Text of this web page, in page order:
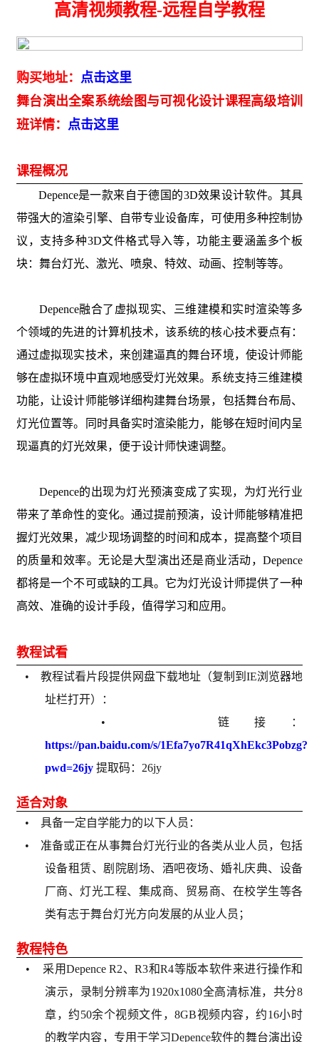
高清视频教程-远程自学教程
购买地址： 点击这里
舞台演出全案系统绘图与可视化设计课程高级培训
班详情： 点击这里
课程概况
Depence是一款来自于德国的3D效果设计软件。其具
带强大的渲染引擎、自带专业设备库，可使用多种控制协
议，支持多种3D文件格式导入等，功能主要涵盖多个板
块：舞台灯光、激光、喷泉、特效、动画、控制等等。
Depence融合了虚拟现实、三维建模和实时渲染等多
个领域的先进的计算机技术，该系统的核心技术要点有：
通过虚拟现实技术，来创建逼真的舞台环境，使设计师能
够在虚拟环境中直观地感受灯光效果。系统支持三维建模
功能，让设计师能够详细构建舞台场景，包括舞台布局、
灯光位置等。同时具备实时渲染能力，能够在短时间内呈
现逼真的灯光效果，便于设计师快速调整。
Depence的出现为灯光预演变成了实现，为灯光行业
带来了革命性的变化。通过提前预演，设计师能够精准把
握灯光效果，减少现场调整的时间和成本，提高整个项目
的质量和效率。无论是大型演出还是商业活动，Depence
都将是一个不可或缺的工具。它为灯光设计师提供了一种
高效、准确的设计手段，值得学习和应用。
教程试看
• 教程试看片段提供网盘下载地址（复制到IE浏览器地
址栏打开）：
• 链接：
https://pan.baidu.com/s/1Efa7yo7R41qXhEkc3Pobzg?
pwd=26jy 提取码：26jy
适合对象
• 具备一定自学能力的以下人员：
• 准备或正在从事舞台灯光行业的各类从业人员，包括
设备租赁、剧院剧场、酒吧夜场、婚礼庆典、设备
厂商、灯光工程、集成商、贸易商、在校学生等各
类有志于舞台灯光方向发展的从业人员；
教程特色
• 采用Depence R2、R3和R4等版本软件来进行操作和
演示，录制分辨率为1920x1080全高清标准，共分8
章，约50余个视频文件，8GB视频内容，约16小时
的教学内容，专用于学习Depence软件的舞台演出设